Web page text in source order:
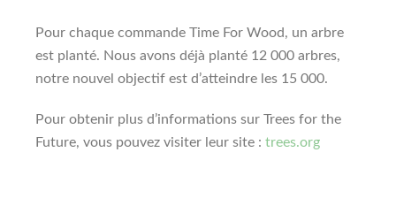
Pour chaque commande Time For Wood, un arbre
est planté. Nous avons déjà planté 12 000 arbres,
notre nouvel objectif est d’atteindre les 15 000.
Pour obtenir plus d’informations sur Trees for the
Future, vous pouvez visiter leur site : trees.org